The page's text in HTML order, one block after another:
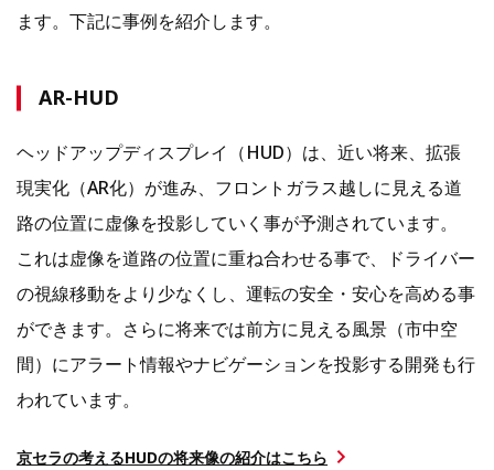
ます。下記に事例を紹介します。
AR-HUD
ヘッドアップディスプレイ（HUD）は、近い将来、拡張
現実化（AR化）が進み、フロントガラス越しに見える道
路の位置に虚像を投影していく事が予測されています。
これは虚像を道路の位置に重ね合わせる事で、ドライバー
の視線移動をより少なくし、運転の安全・安心を高める事
ができます。さらに将来では前方に見える風景（市中空
間）にアラート情報やナビゲーションを投影する開発も行
われています。
京セラの考えるHUDの将来像の紹介はこちら